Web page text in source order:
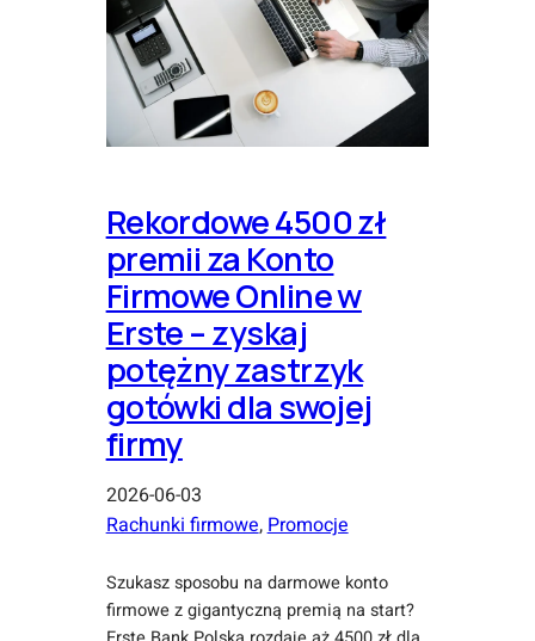
Rekordowe 4500 zł
premii za Konto
Firmowe Online w
Erste – zyskaj
potężny zastrzyk
gotówki dla swojej
firmy
2026-06-03
Rachunki firmowe, Promocje
Szukasz sposobu na darmowe konto
firmowe z gigantyczną premią na start?